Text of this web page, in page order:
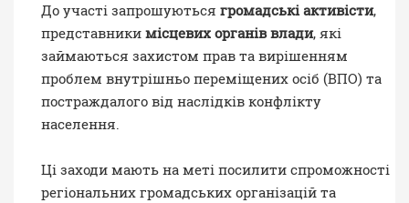
До участі запрошуються громадські активісти,
представники місцевих органів влади, які
займаються захистом прав та вирішенням
проблем внутрішньо переміщених осіб (ВПО) та
постраждалого від наслідків конфлікту
населення.
Ці заходи мають на меті посилити спроможності
регіональних громадських організацій та